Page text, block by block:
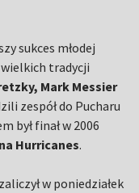
sukces młodej
tradycji
Mark Messier
zespół do Pucharu
był finał w 2006
Hurricanes.
w poniedziałek